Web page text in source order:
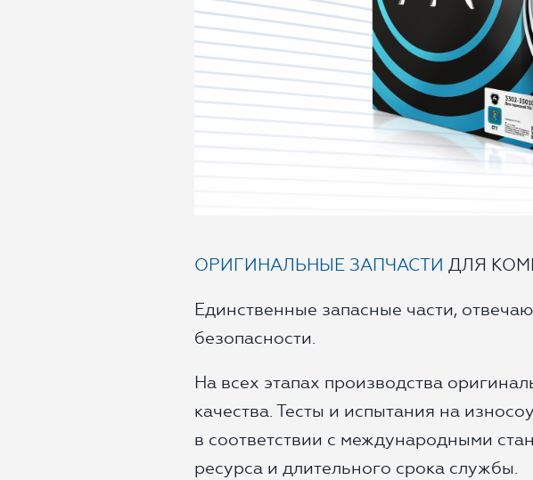
ОРИГИНАЛЬНЫЕ ЗАПЧАСТИ ДЛЯ
Единственные запасные части,
безопасности.
На всех этапах производства
качества. Тесты и испытания на
в соответствии с международными
ресурса и длительного срока службы.
Согласие
Настоящим
согласие с
согласие
получение